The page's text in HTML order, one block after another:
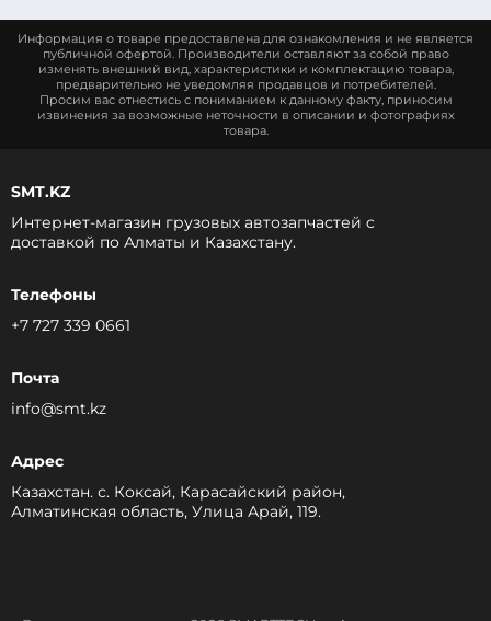
Информация о товаре предоставлена для ознакомления и не является
публичной офертой. Производители оставляют за собой право
изменять внешний вид, характеристики и комплектацию товара,
предварительно не уведомляя продавцов и потребителей.
Просим вас отнестись с пониманием к данному факту, приносим
извинения за возможные неточности в описании и фотографиях
товара.
SMT.KZ
Интернет-магазин грузовых автозапчастей c
доставкой по Алматы и Казахстану.
Телефоны
+7 727 339 0661
Почта
info@smt.kz
Адрес
Казахстан. с. Коксай, Карасайский район,
Алматинская область, Улица Арай, 119.